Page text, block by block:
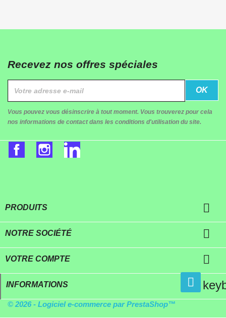
Recevez nos offres spéciales
Vous pouvez vous désinscrire à tout moment. Vous trouverez pour cela
nos informations de contact dans les conditions d'utilisation du site.
FacebookInstagram
PRODUITS 
NOTRE SOCIÉTÉ 
VOTRE COMPTE 
INFORMATIONS
© 2026 - Logiciel e-commerce par PrestaShop™